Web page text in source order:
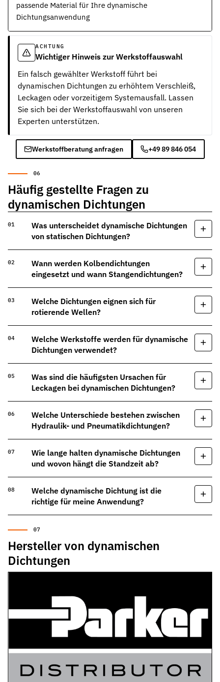
passende Material für Ihre dynamische
Dichtungsanwendung
ACHTUNG
Wichtiger Hinweis zur Werkstoffauswahl
Ein falsch gewählter Werkstoff führt bei
dynamischen Dichtungen zu erhöhtem Verschleiß,
Leckagen oder vorzeitigem Systemausfall. Lassen
Sie sich bei der Werkstoffauswahl von unseren
Experten unterstützen.
Werkstoffberatung anfragen +49 89 846 054
Häufig gestellte Fragen zu
dynamischen Dichtungen
Was unterscheidet dynamische Dichtungen
von statischen Dichtungen?
Wann werden Kolbendichtungen
eingesetzt und wann Stangendichtungen?
Welche Dichtungen eignen sich für
rotierende Wellen?
Welche Werkstoffe werden für dynamische
Dichtungen verwendet?
Was sind die häufigsten Ursachen für
Leckagen bei dynamischen Dichtungen?
Welche Unterschiede bestehen zwischen
Hydraulik- und Pneumatikdichtungen?
Wie lange halten dynamische Dichtungen
und wovon hängt die Standzeit ab?
Welche dynamische Dichtung ist die
richtige für meine Anwendung?
Hersteller von dynamischen
Dichtungen